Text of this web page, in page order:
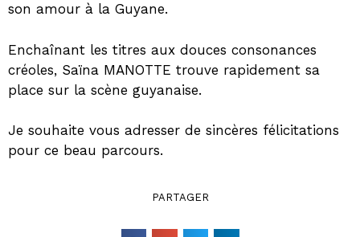
son amour à la Guyane.
Enchaînant les titres aux douces consonances
créoles, Saïna MANOTTE trouve rapidement sa
place sur la scène guyanaise.
Je souhaite vous adresser de sincères félicitations
pour ce beau parcours.
PARTAGER